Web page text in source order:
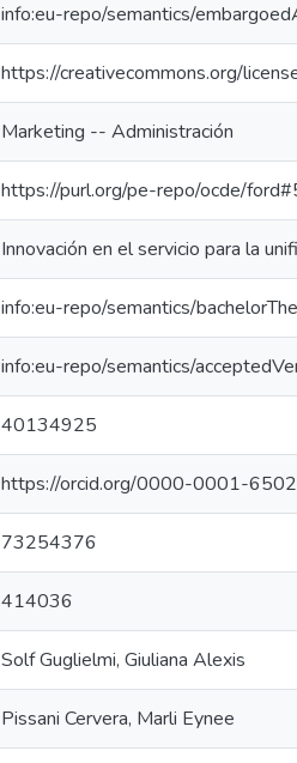
info:eu-repo/semantics/
https://creativecommons.org/
Marketing -- Administración
https://purl.org/pe-repo/ocde/
Innovación en el servicio para la
info:eu-repo/semantics/
info:eu-repo/semantics/
40134925
https://orcid.org/0000-0001-
73254376
414036
Solf Guglielmi, Giuliana Alexis
Pissani Cervera, Marli Eynee